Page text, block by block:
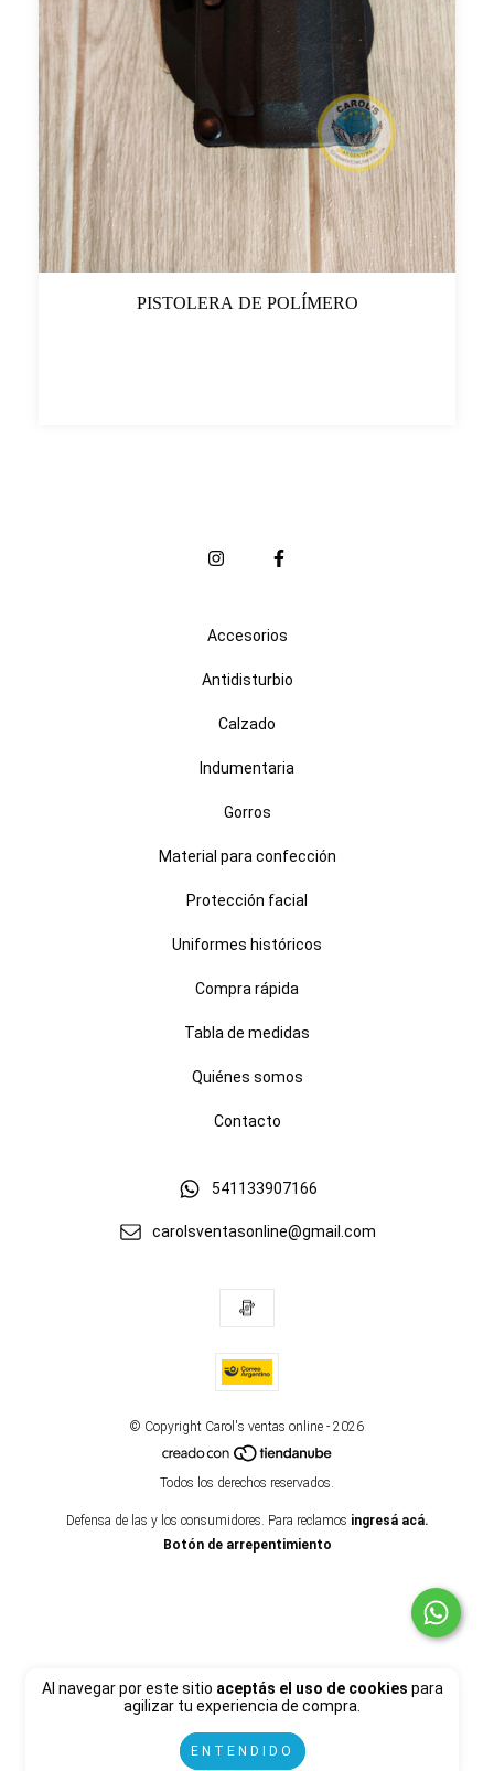
Al navegar por este sitio aceptás el uso de cookies para
agilizar tu experiencia de compra.
ENTENDIDO
PISTOLERA DE POLÍMERO
Accesorios
Antidisturbio
Calzado
Indumentaria
Gorros
Material para confección
Protección facial
Uniformes históricos
Compra rápida
Tabla de medidas
Quiénes somos
Contacto
541133907166
carolsventasonline@gmail.com
© Copyright Carol's ventas online - 2026
Todos los derechos reservados.
Defensa de las y los consumidores. Para reclamos ingresá acá.
Botón de arrepentimiento